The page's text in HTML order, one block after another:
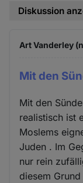
Diskussion
Art Vanderley
Mit den
Mit den
realistisch ist
Moslems
Juden . Im
nur rein
diesem